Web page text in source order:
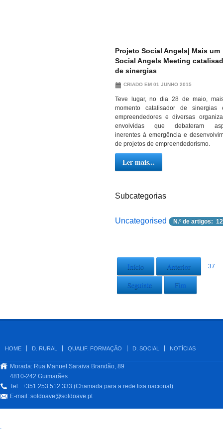
Projeto Social Angels| Mais um
Social Angels Meeting
de sinergias
CRIADO EM 01 JUNHO 2015
Teve lugar, no dia 28 de maio,
momento catalisador de sinergias
empreendedores e diversas
envolvidas que debateram
inerentes à emergência e
de projetos de empreendedorismo.
Ler mais...
Subcategorias
Uncategorised N.º de artigos: 12
Início Anterior 37
Seguinte Fim
HOME D. RURAL QUALIF. FORMAÇÃO D. SOCIAL NOTÍCIAS
Morada: Rua Manuel Saraiva Brandão, 89
4810-242 Guimarães
Tel.: +351 253 512 333 (Chamada para a rede fixa nacional)
E-mail: soldoave@soldoave.pt
.